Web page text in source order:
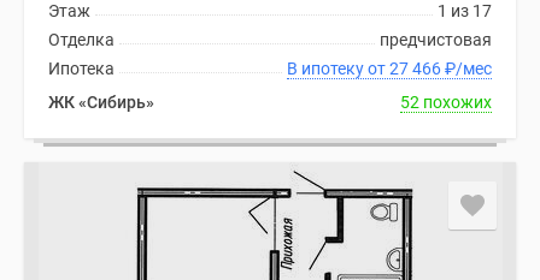
1 из 17
Этаж
предчистовая
Отделка
В ипотеку от 27 466₽/мес
Ипотека
ЖК «Сибирь»
52 похожих